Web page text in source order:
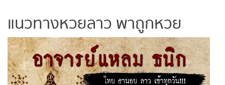
หวยหุ้นอิยิป
หวยหุ้นเยอรมัน
แนวทางหวยลาว พาถูกหวย